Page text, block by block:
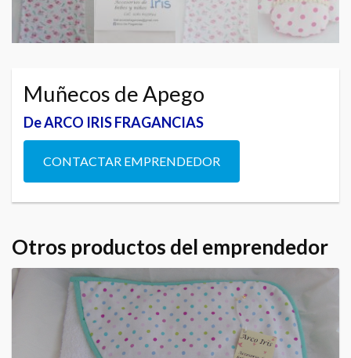
Muñecos de Apego
De ARCO IRIS FRAGANCIAS
CONTACTAR EMPRENDEDOR
Otros productos del emprendedor